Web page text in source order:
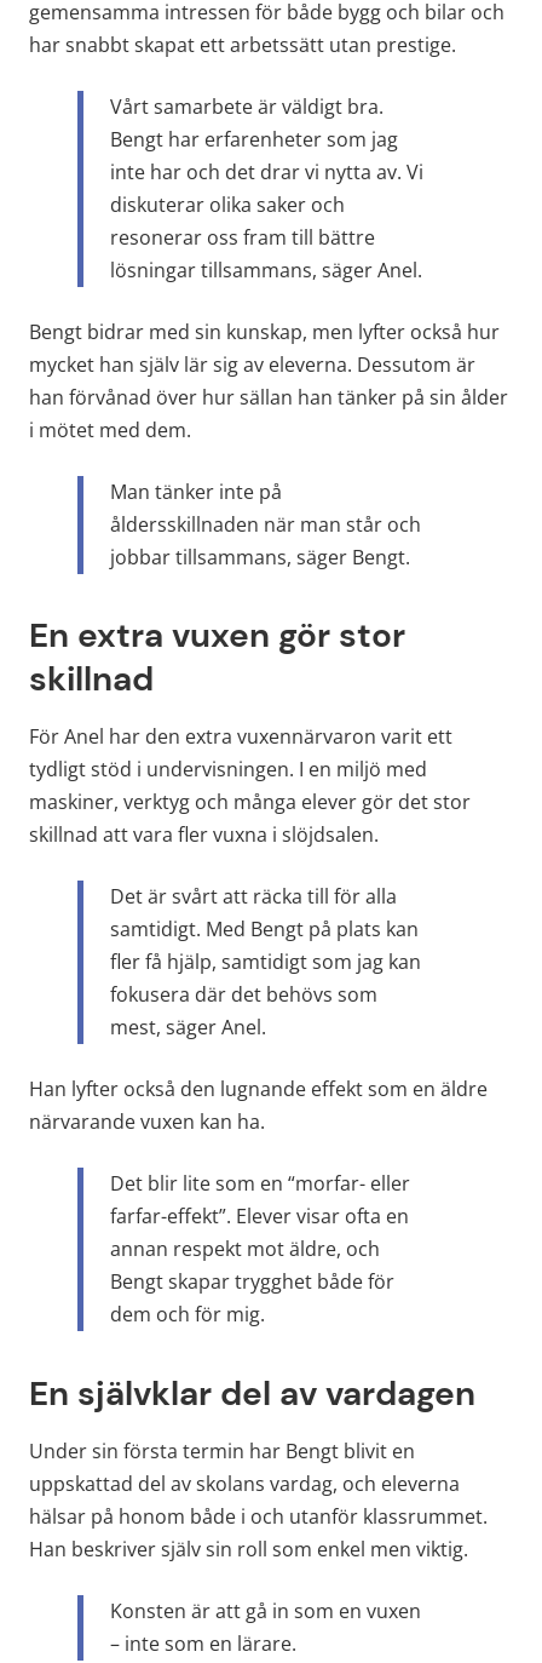
gemensamma intressen för både bygg och bilar och
har snabbt skapat ett arbetssätt utan prestige.
Vårt samarbete är väldigt bra.
Bengt har erfarenheter som jag
inte har och det drar vi nytta av. Vi
diskuterar olika saker och
resonerar oss fram till bättre
lösningar tillsammans, säger Anel.
Bengt bidrar med sin kunskap, men lyfter också hur
mycket han själv lär sig av eleverna. Dessutom är
han förvånad över hur sällan han tänker på sin ålder
i mötet med dem.
Man tänker inte på
åldersskillnaden när man står och
jobbar tillsammans, säger Bengt.
En extra vuxen gör stor
skillnad
För Anel har den extra vuxennärvaron varit ett
tydligt stöd i undervisningen. I en miljö med
maskiner, verktyg och många elever gör det stor
skillnad att vara fler vuxna i slöjdsalen.
Det är svårt att räcka till för alla
samtidigt. Med Bengt på plats kan
fler få hjälp, samtidigt som jag kan
fokusera där det behövs som
mest, säger Anel.
Han lyfter också den lugnande effekt som en äldre
närvarande vuxen kan ha.
Det blir lite som en “morfar- eller
farfar-effekt”. Elever visar ofta en
annan respekt mot äldre, och
Bengt skapar trygghet både för
dem och för mig.
En självklar del av vardagen
Under sin första termin har Bengt blivit en
uppskattad del av skolans vardag, och eleverna
hälsar på honom både i och utanför klassrummet.
Han beskriver själv sin roll som enkel men viktig.
Konsten är att gå in som en vuxen
– inte som en lärare.